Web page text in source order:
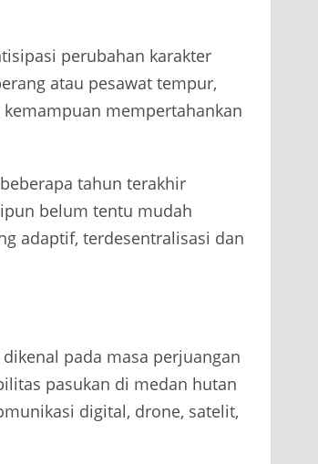
perubahan karakter
atau pesawat tempur,
mempertahankan
tahun terakhir
belum tentu mudah
adaptif, terdesentralisasi dan
pada masa perjuangan
pasukan di medan hutan
digital, drone, satelit,